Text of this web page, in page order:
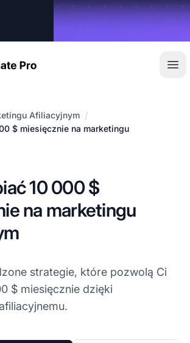
Afiliacyjnym /
$ miesięcznie na marketingu
10 000 $
na marketingu
strategie, które pozwolą Ci
$ miesięcznie dzięki